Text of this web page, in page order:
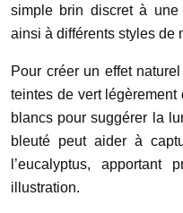
simple brin discret à une
ainsi à différents styles de
Pour créer un effet
teintes de vert
blancs pour suggérer la
bleuté peut aider à
l’eucalyptus,
illustration.